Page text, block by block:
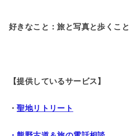
好きなこと：旅と写真と歩くこと
【提供しているサービス】
・聖地リトリート